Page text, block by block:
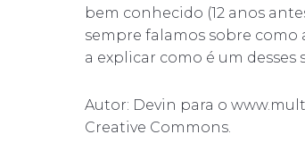
bem conhecido (12 anos
sempre falamos sobre como
a explicar como é um desses
Autor: Devin para o
Creative Commons.